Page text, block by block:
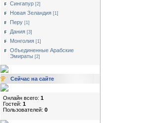
Сингапур [2]
Новая Зеландия [1]
Перу [1]
Дания [3]
Монголия [1]
Объединенные Арабские
Эмираты [2]
Сейчас на сайте
Онлайн всего: 1
Гостей: 1
Пользователей: 0